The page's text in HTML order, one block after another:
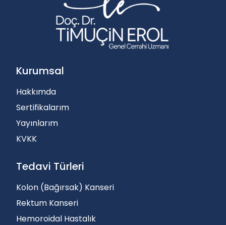
Kurumsal
Hakkımda
Sertifikalarım
Yayınlarım
KVKK
Tedavi Türleri
Kolon (Bağırsak) Kanseri
Rektum Kanseri
Hemoroidal Hastalık